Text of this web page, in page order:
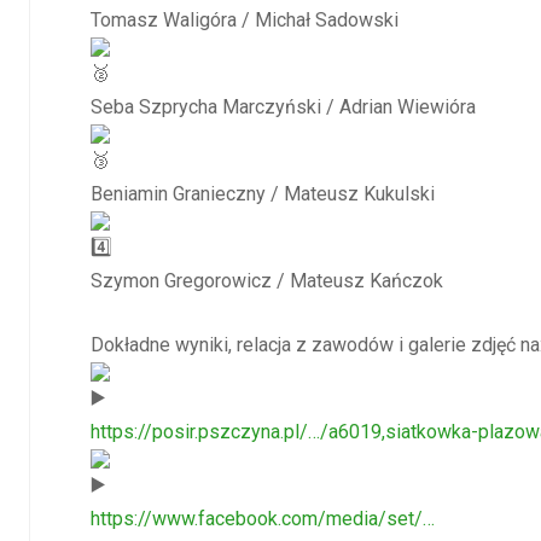
Tomasz Waligóra / Michał Sadowski
Seba Szprycha Marczyński / Adrian Wiewióra
Beniamin Granieczny / Mateusz Kukulski
Szymon Gregorowicz / Mateusz Kańczok
Dokładne wyniki, relacja z zawodów i galerie zdjęć na:
https://posir.pszczyna.pl/…/a6019,siatkowka-
https://www.facebook.com/media/set/…